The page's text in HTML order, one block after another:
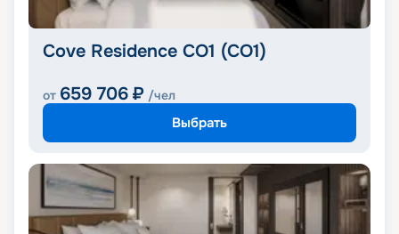
Cove Residence CO1 (CO1)
от 659 706 ₽ /чел
Выбрать